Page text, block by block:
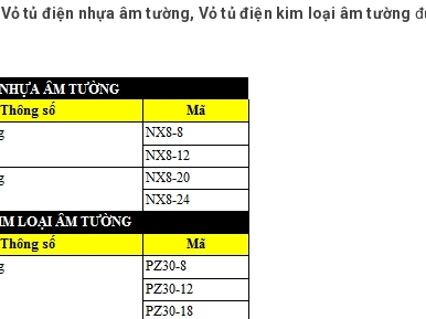
Vỏ tủ điện nhựa âm tường, Vỏ tủ điện kim loại âm tường